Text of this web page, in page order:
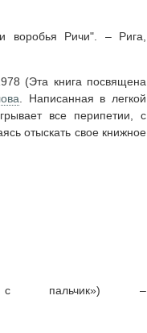
воробья Ричи". – Рига,
(Эта книга посвящена
. Написанная в легкой
все перипетии, с
отыскать свое книжное
с пальчик») –